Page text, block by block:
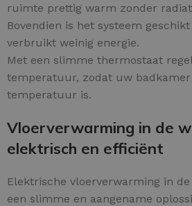
ruimte prettig warm zonder
Bovendien is het systeem
verbruikt weinig energie.
Met een slimme thermostaat
temperatuur, zodat uw
temperatuur is.
Vloerverwarming in de
elektrisch en efficiënt
Elektrische vloerverwarming in
een slimme en aangename